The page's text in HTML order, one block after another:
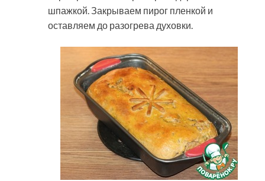
шпажкой. Закрываем пирог пленкой и
оставляем до разогрева духовки.